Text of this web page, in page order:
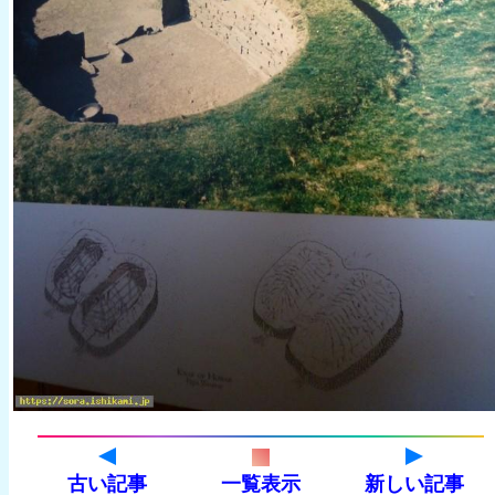
古い記事 一覧表示 新しい記事